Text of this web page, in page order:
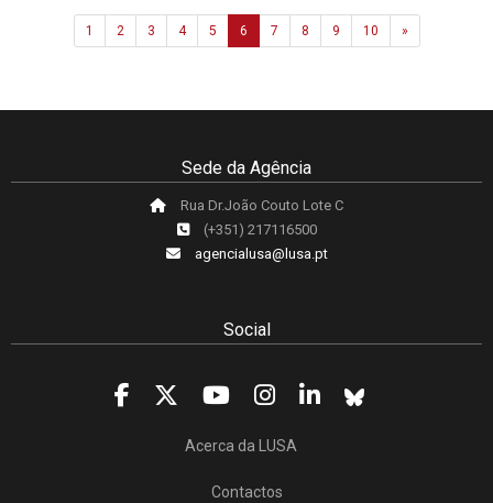
1 2 3 4 5 6 7 8 9 10 »Next
Sede da Agência
Rua Dr.João Couto Lote C
(+351) 217116500
agencialusa@lusa.pt
Social
Acerca da LUSA
Contactos